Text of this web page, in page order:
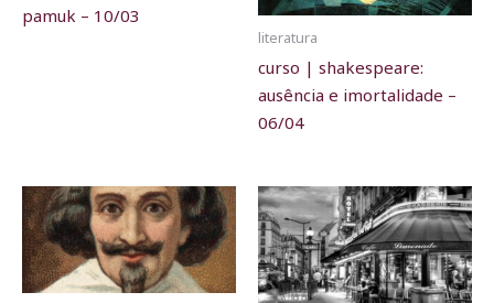
pamuk – 10/03
literatura
curso | shakespeare:
ausência e imortalidade –
06/04